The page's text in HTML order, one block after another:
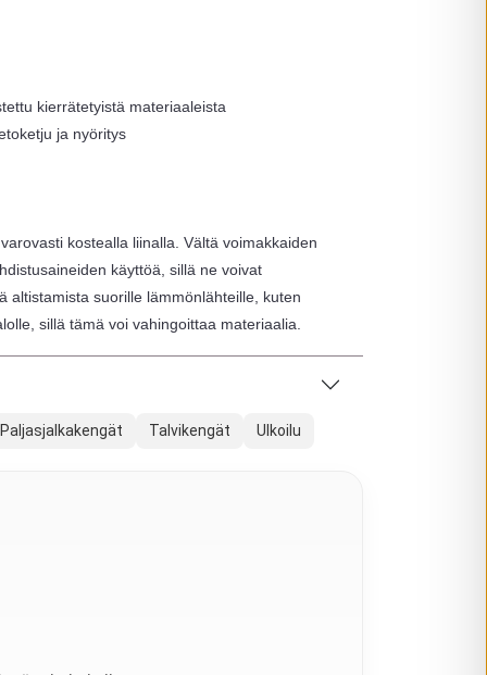
kierrätetyistä materiaaleista
ja nyöritys
kostealla liinalla. Vältä voimakkaiden
käyttöä, sillä ne voivat
altistamista suorille lämmönlähteille, kuten
sillä tämä voi vahingoittaa materiaalia.
Paljasjalkakengät Talvikengät Ulkoilu